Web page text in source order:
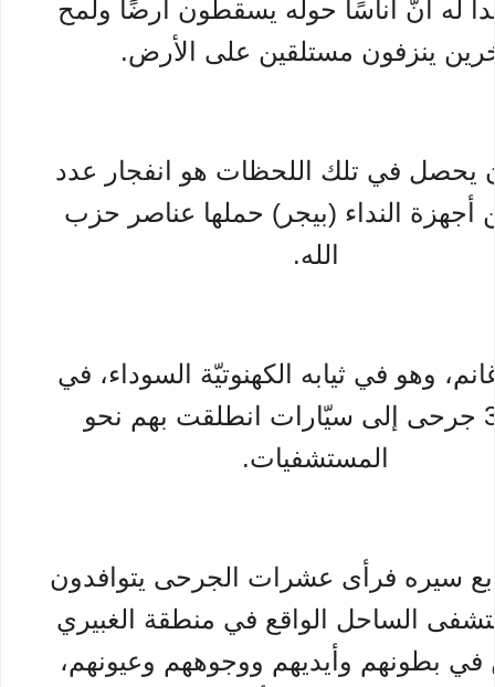
له أنّ أناسًا حوله يسقطون أرضًا ولمح
ينزفون مستلقين على الأرض.
يحصل في تلك اللحظات هو انفجار عدد
أجهزة النداء (بيجر) حملها عناصر حزب
الله.
وهو في ثيابه الكهنوتيّة السوداء، في
نقل 3 جرحى إلى سيّارات انطلقت بهم نحو
المستشفيات.
سيره فرأى عشرات الجرحى يتوافدون
الساحل الواقع في منطقة الغبيري
في بطونهم وأيديهم ووجوههم وعيونهم،